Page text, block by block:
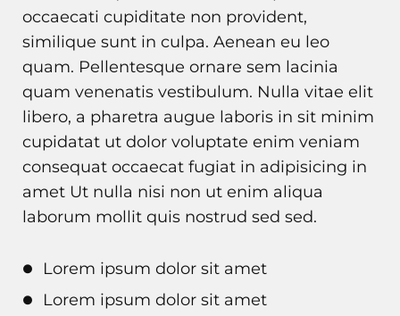
occaecati cupiditate non provident,
similique sunt in culpa. Aenean eu leo
quam. Pellentesque ornare sem lacinia
quam venenatis vestibulum. Nulla vitae elit
libero, a pharetra augue laboris in sit minim
cupidatat ut dolor voluptate enim veniam
consequat occaecat fugiat in adipisicing in
amet Ut nulla nisi non ut enim aliqua
laborum mollit quis nostrud sed sed.
Lorem ipsum dolor sit amet
Lorem ipsum dolor sit amet